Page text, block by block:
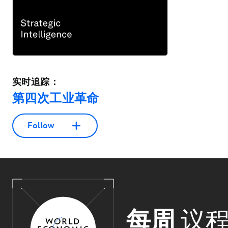
实时追踪：
第四次工业革命
Follow
每周 议